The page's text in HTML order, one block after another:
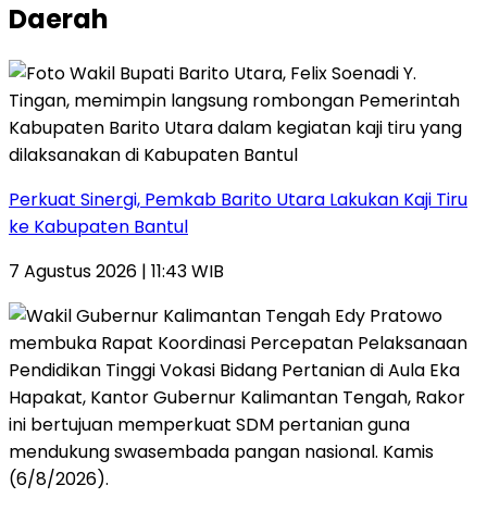
Daerah
Perkuat Sinergi, Pemkab Barito Utara Lakukan Kaji Tiru
ke Kabupaten Bantul
7 Agustus 2026 | 11:43 WIB